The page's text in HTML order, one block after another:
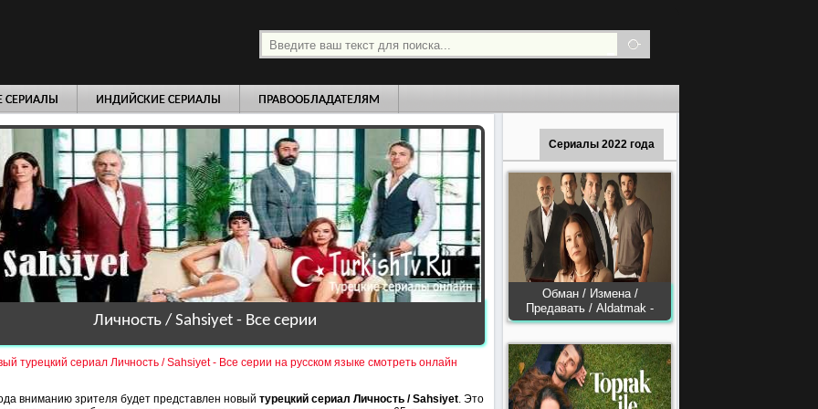
СЕРИАЛЫ ИНДИЙСКИЕ СЕРИАЛЫ ПРАВООБЛАДАТЕЛЯМ
Сериалы 2022 года
Обман / Измена /
Предавать / Aldatmak -
Личность / Sahsiyet - Все серии
турецкий сериал Личность / Sahsiyet - Все серии на русском языке смотреть онлайн
вниманию зрителя будет представлен новый турецкий сериал Личность / Sahsiyet. Это